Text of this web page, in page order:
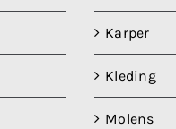
Karper
Kleding
Molens